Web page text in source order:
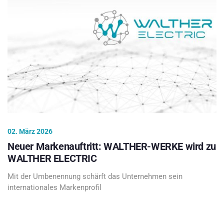
02. März 2026
Neuer Markenauftritt: WALTHER-WERKE wird zu
WALTHER ELECTRIC
Mit der Umbenennung schärft das Unternehmen sein
internationales Markenprofil